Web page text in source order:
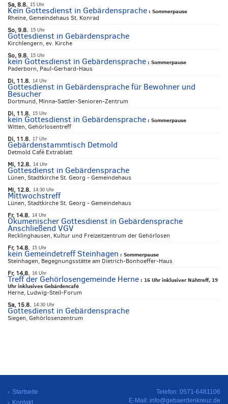
Sa, 8.8. 15 Uhr
Kein Gottesdienst in Gebärdensprache : Sommerpause
Rheine, Gemeindehaus St. Konrad
So, 9.8. 15 Uhr
Gottesdienst in Gebärdensprache
Kirchlengern, ev. Kirche
So, 9.8. 15 Uhr
kein Gottesdienst in Gebärdensprache : Sommerpause
Paderborn, Paul-Gerhard-Haus
Di, 11.8. 14 Uhr
Gottesdienst in Gebärdensprache für Bewohner und
Besucher
Dortmund, Minna-Sattler-Senioren-Zentrum
Di, 11.8. 15 Uhr
kein Gottesdienst in Gebärdensprache : Sommerpause
Witten, Gehörlosentreff
Di, 11.8. 17 Uhr
Gebärdenstammtisch Detmold
Detmold Café Extrablatt
Mi, 12.8. 14 Uhr
Gottesdienst in Gebärdensprache
Lünen, Stadtkirche St. Georg - Gemeindehaus
Mi, 12.8. 14:30 Uhr
Mittwochstreff
Lünen, Stadtkirche St. Georg - Gemeindehaus
Fr, 14.8. 14 Uhr
Ökumenischer Gottesdienst in Gebärdensprache
Anschließend VGV
Recklinghausen, Kultur und Freizeitzentrum der Gehörlosen
Fr, 14.8. 15 Uhr
kein Gemeindetreff Steinhagen : Sommerpause
Steinhagen, Begegnungsstätte am Dietrich-Bonhoeffer-Haus
Fr, 14.8. 16 Uhr
Treff der Gehörlosengemeinde Herne : 16 Uhr inklusiver Nähtreff, 19
Uhr inklusives Gebärdencafé
Herne, Ludwig-Steil-Forum
Sa, 15.8. 14:30 Uhr
Gottesdienst in Gebärdensprache
Siegen, Gehörlosenzentrum
Startseite
Kontakt
Telefon: 0571-6481106
E-Mail: info@gebaerdenkreuz.de